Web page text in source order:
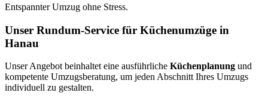
Entspannter Umzug ohne Stress.
Unser Rundum-Service für Küchenumzüge in
Hanau
Unser Angebot beinhaltet eine ausführliche Küchenplanung und
kompetente Umzugsberatung, um jeden Abschnitt Ihres Umzugs
individuell zu gestalten.